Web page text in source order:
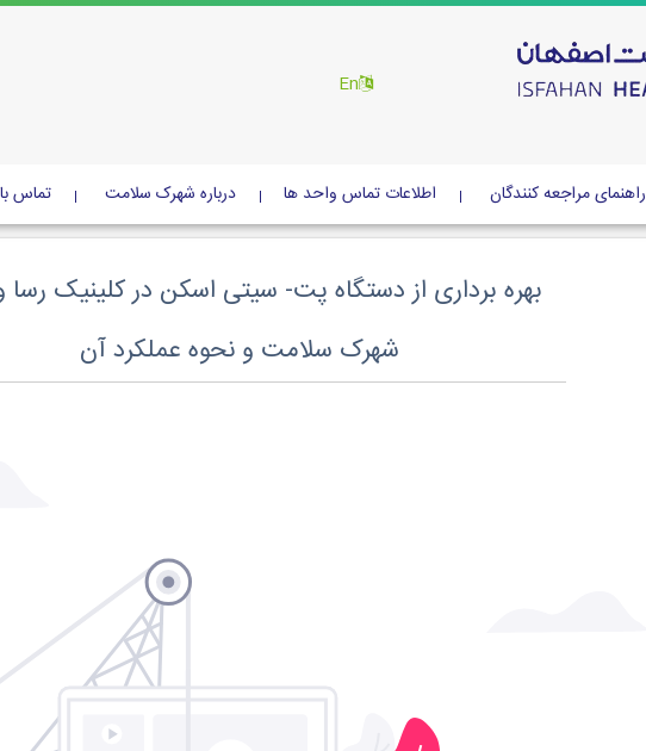
En
راهنمای مراجعه کنندگان اطلاعات تماس واحد ها درباره شهرک سلامت تماس
بهره برداری از دستگاه پت- سیتی اسکن در کلینیک رسا
شهرک سلامت و نحوه عملکرد آن